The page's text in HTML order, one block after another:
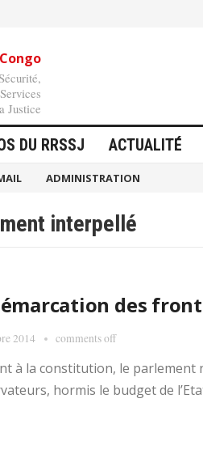
Justice
DU RRSSJ ACTUALITÉ
ADMINISTRATION
interpellé
des
2014 comments off
à la constitution, le
hormis le budget de